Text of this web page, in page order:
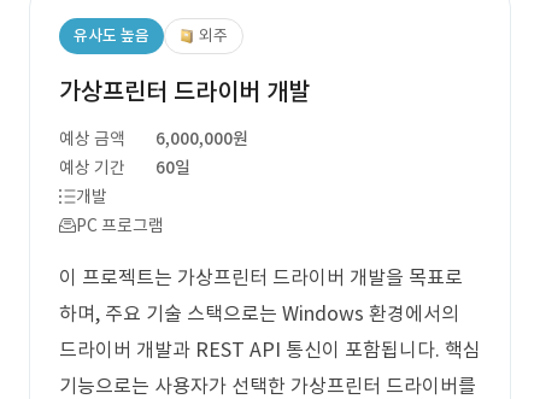
유사도 높음 외주
가상프린터 드라이버 개발
예상 금액
6,000,000원
예상 기간
60일
개발
PC 프로그램
이 프로젝트는 가상프린터 드라이버 개발을 목표로
하며, 주요 기술 스택으로는 Windows 환경에서의
드라이버 개발과 REST API 통신이 포함됩니다. 핵심
기능으로는 사용자가 선택한 가상프린터 드라이버를